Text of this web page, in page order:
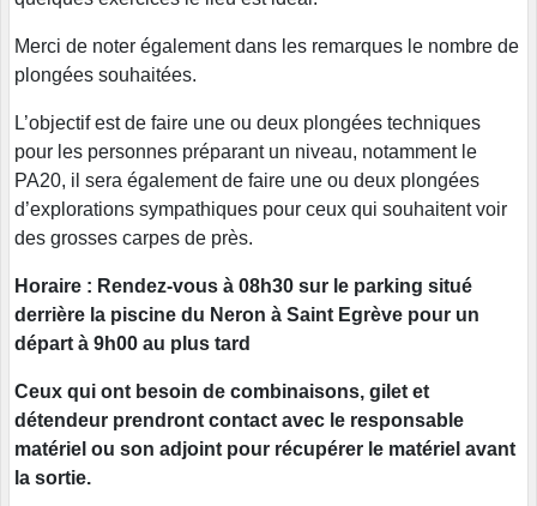
Merci de noter également dans les remarques le nombre de
plongées souhaitées.
L’objectif est de faire une ou deux plongées techniques
pour les personnes préparant un niveau, notamment le
PA20, il sera également de faire une ou deux plongées
d’explorations sympathiques pour ceux qui souhaitent voir
des grosses carpes de près.
Horaire : Rendez-vous à 08h30 sur le parking situé
derrière la piscine du Neron à Saint Egrève pour un
départ à 9h00 au plus tard
Ceux qui ont besoin de combinaisons, gilet et
détendeur prendront contact avec le responsable
matériel ou son adjoint pour récupérer le matériel avant
la sortie.